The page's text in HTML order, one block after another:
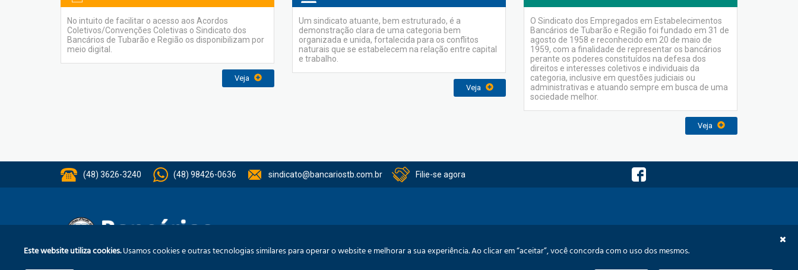
No intuito de facilitar o acesso aos Acordos
Coletivos/Convenções Coletivas o Sindicato dos
Bancários de Tubarão e Região os disponibilizam por
meio digital.
Veja
Um sindicato atuante, bem estruturado, é a
demonstração clara de uma categoria bem
organizada e unida, fortalecida para os conflitos
naturais que se estabelecem na relação entre capital
e trabalho.
Veja
O Sindicato dos Empregados em Estabelecimentos
Bancários de Tubarão e Região foi fundado em 31 de
agosto de 1958 e reconhecido em 20 de maio de
1959, com a finalidade de representar os bancários
perante os poderes constituídos na defesa dos
direitos e interesses coletivos e individuais da
categoria, inclusive em questões judiciais ou
administrativas e atuando sempre em busca de uma
sociedade melhor.
Veja
(48) 3626-3240 (48) 98426-0636 sindicato@bancariostb.com.br Filie-se agora
Este website utiliza cookies.Usamos cookies e outras tecnologias similares para operar o website e melhorar a sua experiência. Ao clicar em “aceitar”, você concorda com o uso dos mesmos.